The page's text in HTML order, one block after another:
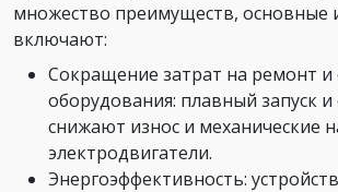
множество преимуществ, основные
включают:
Сокращение затрат на ремонт и
оборудования: плавный запуск и
снижают износ и механические
электродвигатели.
Энергоэффективность: